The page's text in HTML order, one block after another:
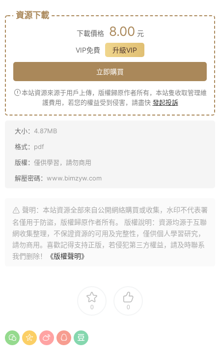
資源下載
下載價格 8.00 元
VIP免費
升級VIP
立即購買
本站資源來源于用戶上傳，版權歸原作者所有，本站隻收取管理維
護費用，若您的權益受到侵害，請盡快 發起投訴
大小： 4.87MB
格式： pdf
版權： 僅供學習，請勿商用
解壓密碼： www.bimzyw.com
聲明：本站資源全部來自公開網絡購買或收集，水印不代表署
名僅用于防盜，版權歸原作者所有。 版權說明：資源均源于互聯
網收集整理，不保證資源的可用及完整性，僅供個人學習研究，
請勿商用。喜歡記得支持正版，若侵犯第三方權益，請及時聯系
我們删除！
《版權聲明》
0 0